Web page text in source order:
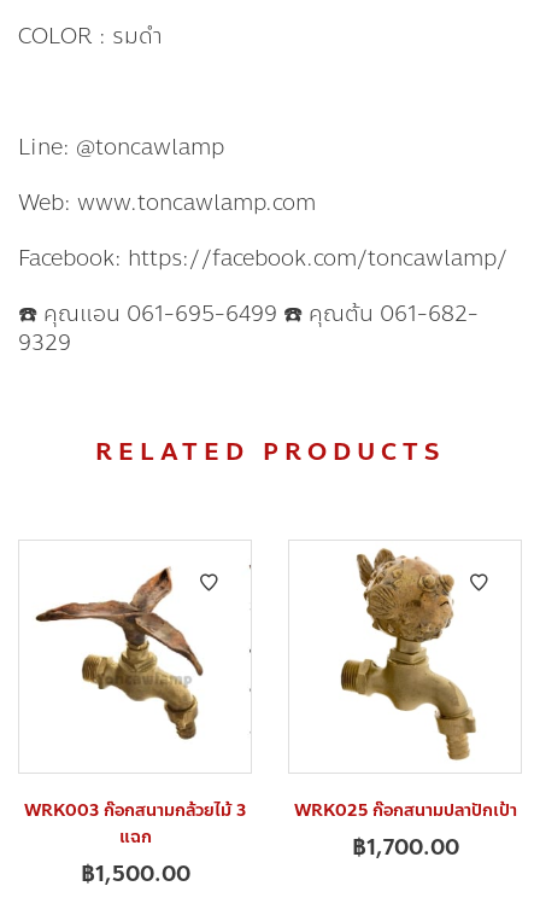
COLOR : รมดำ
Line: @toncawlamp
Web: www.toncawlamp.com
Facebook: https://facebook.com/toncawlamp/
☎️ คุณแอน 061-695-6499 ☎️ คุณต้น 061-682-
9329
RELATED PRODUCTS
WRK003 ก๊อกสนามกล้วยไม้ 3
แฉก
฿1,500.00
WRK025 ก๊อกสนามปลาปักเป้า
฿1,700.00